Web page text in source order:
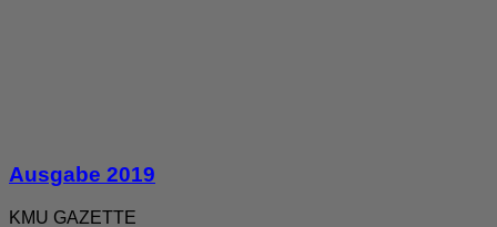
Ausgabe 2019
KMU GAZETTE